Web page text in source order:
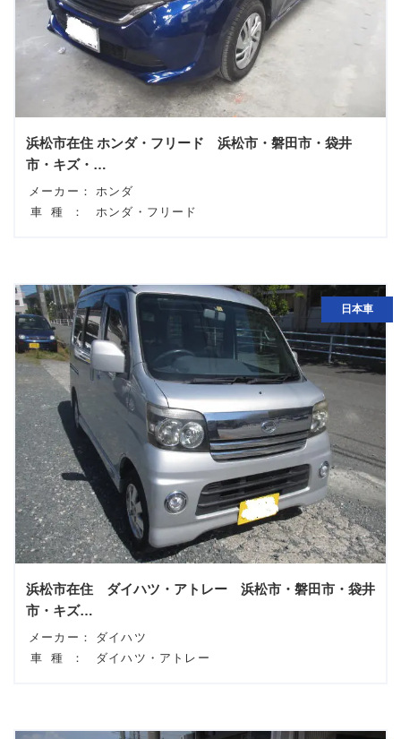
浜松市在住 ホンダ・フリード 浜松市・磐田市・袋井
市・キズ・…
メーカー：
ホンダ
車種：
ホンダ・フリード
日本車
浜松市在住 ダイハツ・アトレー 浜松市・磐田市・袋井
市・キズ…
メーカー：
ダイハツ
車種：
ダイハツ・アトレー